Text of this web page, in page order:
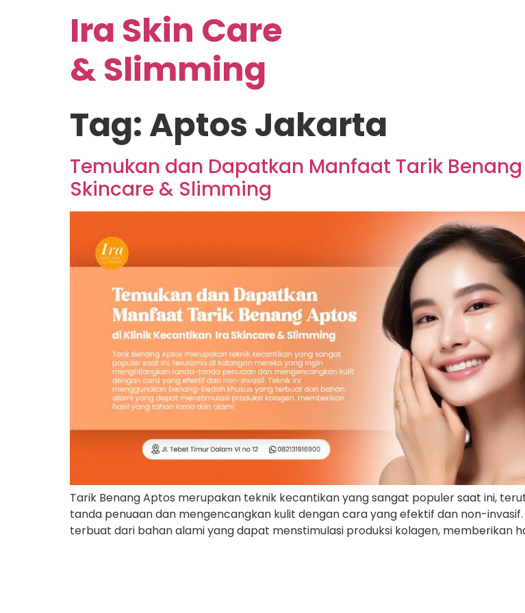
Ira Skin Care
& Slimming
Tag:Aptos Jakarta
Temukan dan Dapatkan Manfaat Tarik
Skincare & Slimming
Tarik Benang Aptos merupakan teknik kecantikan yang sangat populer saat ini,
tanda penuaan dan mengencangkan kulit dengan cara yang efektif dan non-
terbuat dari bahan alami yang dapat menstimulasi produksi kolagen, memberikan